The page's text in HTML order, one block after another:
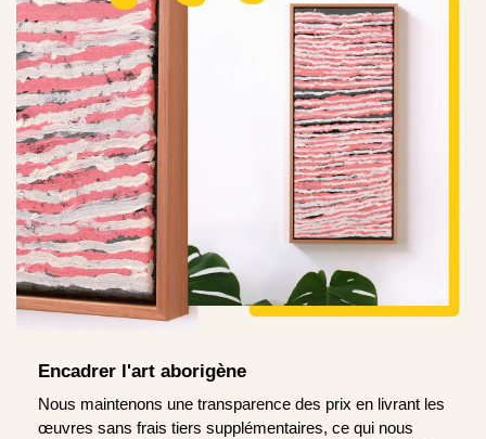
Encadrer l'art aborigène
Nous maintenons une transparence des prix en livrant les
œuvres sans frais tiers supplémentaires, ce qui nous